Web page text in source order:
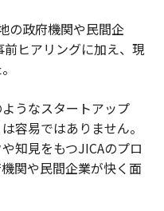
の政府機関や民間企
ヒアリングに加え、現
うなスタートアップ
容易ではありません。
知見をもつJICAのプロ
関や民間企業が快く面